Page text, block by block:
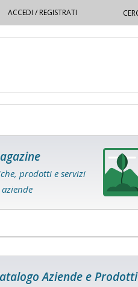
ACCEDI / REGISTRATI
prodotti e servizi
Aziende e Prodotti